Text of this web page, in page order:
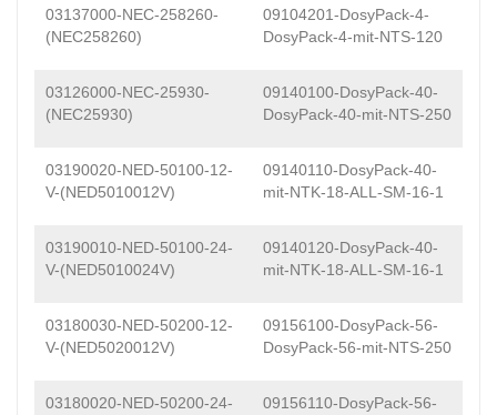
03137000-NEC-258260-
(NEC258260)
09104201-DosyPack-4-
DosyPack-4-mit-NTS-120
03126000-NEC-25930-
(NEC25930)
09140100-DosyPack-40-
DosyPack-40-mit-NTS-250
03190020-NED-50100-12-
V-(NED5010012V)
09140110-DosyPack-40-
mit-NTK-18-ALL-SM-16-1
03190010-NED-50100-24-
V-(NED5010024V)
09140120-DosyPack-40-
mit-NTK-18-ALL-SM-16-1
03180030-NED-50200-12-
V-(NED5020012V)
09156100-DosyPack-56-
DosyPack-56-mit-NTS-250
03180020-NED-50200-24-
09156110-DosyPack-56-